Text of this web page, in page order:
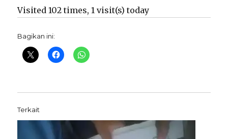
Visited 102 times, 1 visit(s) today
Bagikan ini:
Terkait